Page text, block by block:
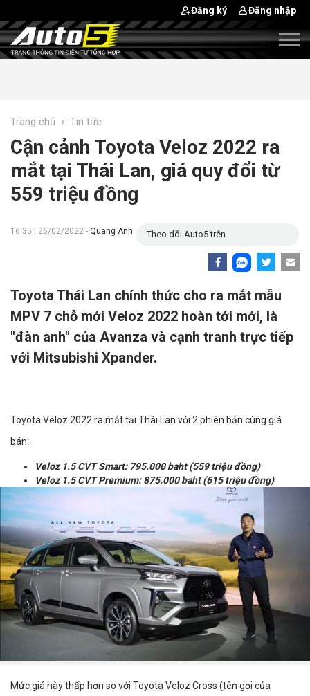
Đăng ký Đăng nhập
Trang chủ › Tin tức
Cận cảnh Toyota Veloz 2022 ra
mắt tại Thái Lan, giá quy đổi từ
559 triệu đồng
16:35 | 26/02/2022 - Quang Anh Theo dõi Auto5 trên
Toyota Thái Lan chính thức cho ra mắt mẫu
MPV 7 chỗ mới Veloz 2022 hoàn tới mới, là
"đàn anh" của Avanza và cạnh tranh trực tiếp
với Mitsubishi Xpander.
Toyota Veloz 2022 ra mắt tại Thái Lan với 2 phiên bản cùng giá
bán:
Veloz 1.5 CVT Smart: 795.000 baht (559 triệu đồng)​
Veloz 1.5 CVT Premium: 875.000 baht (615 triệu đồng)
Mức giá này thấp hơn so với Toyota Veloz Cross (tên gọi của